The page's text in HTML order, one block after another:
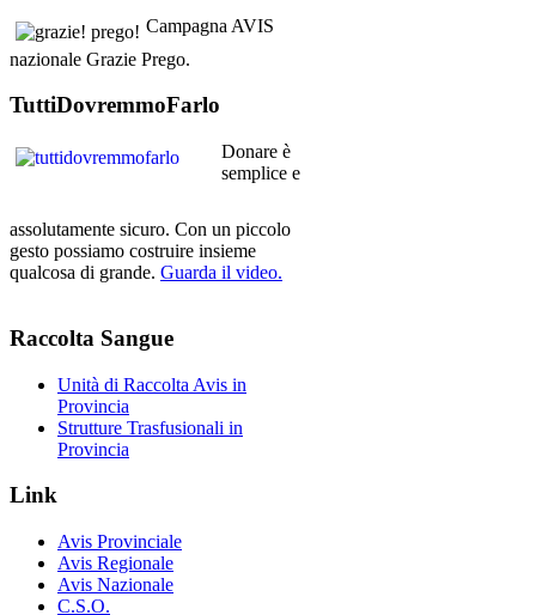
Campagna AVIS
nazionale Grazie Prego.
TuttiDovremmoFarlo
Donare è
semplice e
assolutamente sicuro. Con un piccolo
gesto possiamo costruire insieme
qualcosa di grande. Guarda il video.
Raccolta Sangue
Unità di Raccolta Avis in
Provincia
Strutture Trasfusionali in
Provincia
Link
Avis Provinciale
Avis Regionale
Avis Nazionale
C.S.O.